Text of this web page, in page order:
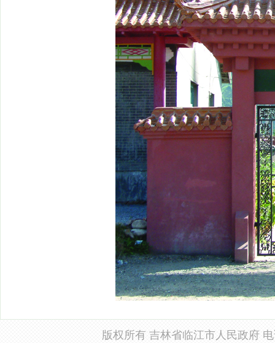
版权所有 吉林省临江市人民政府 电